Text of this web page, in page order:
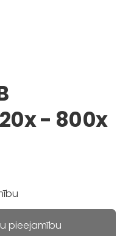
- 800x
pieejamību